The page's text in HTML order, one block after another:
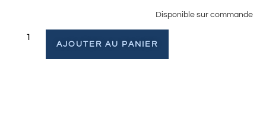
Disponible sur commande
AJOUTER AU PANIER